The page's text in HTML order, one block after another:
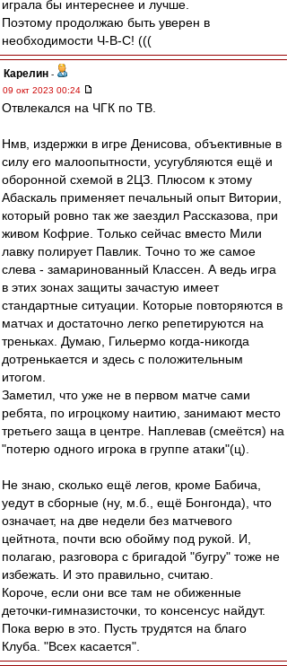
играла бы интереснее и лучше.
Поэтому продолжаю быть уверен в
необходимости Ч-В-С! (((
Карелин -
09 окт 2023 00:24
Отвлекался на ЧГК по ТВ.
Нмв, издержки в игре Денисова, объективные в
силу его малоопытности, усугубляются ещё и
оборонной схемой в 2ЦЗ. Плюсом к этому
Абаскаль применяет печальный опыт Витории,
который ровно так же заездил Рассказова, при
живом Кофрие. Только сейчас вместо Мили
лавку полирует Павлик. Точно то же самое
слева - замаринованный Классен. А ведь игра
в этих зонах защиты зачастую имеет
стандартные ситуации. Которые повторяются в
матчах и достаточно легко репетируются на
треньках. Думаю, Гильермо когда-никогда
дотренькается и здесь с положительным
итогом.
Заметил, что уже не в первом матче сами
ребята, по игроцкому наитию, занимают место
третьего заща в центре. Наплевав (смеётся) на
"потерю одного игрока в группе атаки"(ц).
Не знаю, сколько ещё легов, кроме Бабича,
уедут в сборные (ну, м.б., ещё Бонгонда), что
означает, на две недели без матчевого
цейтнота, почти всю обойму под рукой. И,
полагаю, разговора с бригадой "бугру" тоже не
избежать. И это правильно, считаю.
Короче, если они все там не обиженные
деточки-гимназисточки, то консенсус найдут.
Пока верю в это. Пусть трудятся на благо
Клуба. "Всех касается".